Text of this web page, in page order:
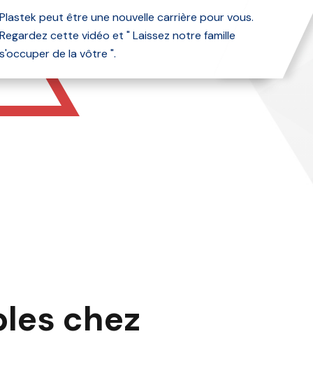
Plastek peut être une nouvelle carrière pour vous.
Regardez cette vidéo et " Laissez notre famille
s'occuper de la vôtre ".
chez